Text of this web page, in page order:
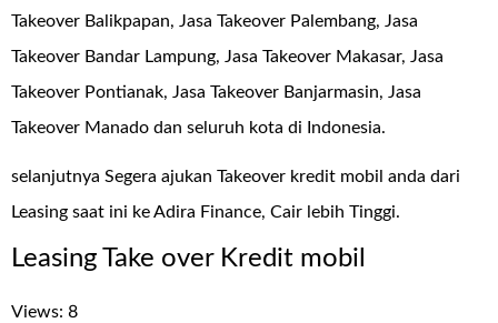
Takeover Balikpapan, Jasa Takeover Palembang, Jasa
Takeover Bandar Lampung, Jasa Takeover Makasar, Jasa
Takeover Pontianak, Jasa Takeover Banjarmasin, Jasa
Takeover Manado dan seluruh kota di Indonesia.
selanjutnya Segera ajukan Takeover kredit mobil anda dari
Leasing saat ini ke Adira Finance, Cair lebih Tinggi.
Leasing Take over Kredit mobil
Views: 8